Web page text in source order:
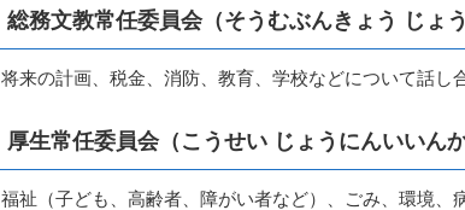
総務文教常任委員会（そうむぶんきょう じょ
将来の計画、税金、消防、教育、学校などについて話し
厚生常任委員会（こうせい じょうにんいいんか
福祉（子ども、高齢者、障がい者など）、ごみ、環境、